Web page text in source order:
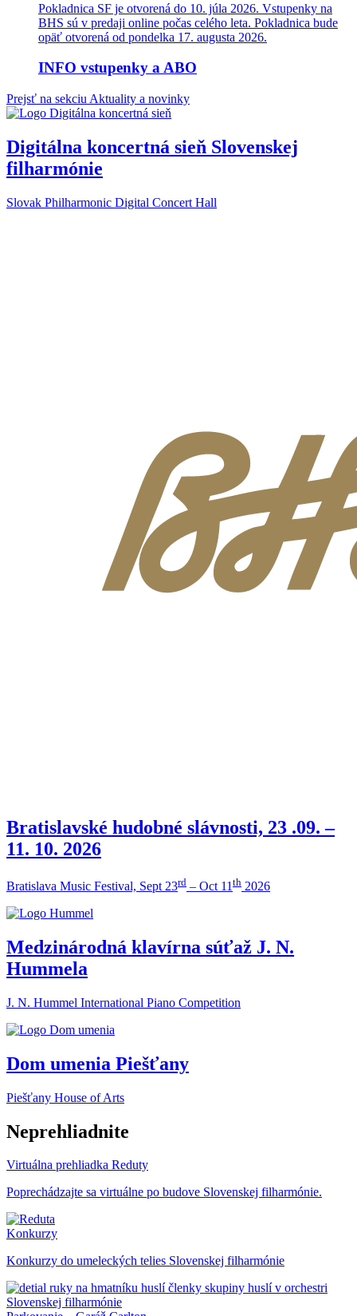
Pokladnica SF je otvorená do 10. júla 2026. Vstupenky na
BHS sú v predaji online počas celého leta. Pokladnica bude
opäť otvorená od pondelka 17. augusta 2026.
INFO vstupenky a ABO
Prejsť na sekciu Aktuality a novinky
Digitálna koncertná sieň Slovenskej
filharmónie
Slovak Philharmonic Digital Concert Hall
Bratislavské hudobné slávnosti, 23 .09. –
11. 10. 2026
Bratislava Music Festival, Sept 23rd – Oct 11 th 2026
Medzinárodná klavírna súťaž J. N.
Hummela
J. N. Hummel International Piano Competition
Dom umenia Piešťany
Piešťany House of Arts
Neprehliadnite
Virtuálna prehliadka Reduty
Poprechádzajte sa virtuálne po budove Slovenskej filharmónie.
Konkurzy
Konkurzy do umeleckých telies Slovenskej filharmónie